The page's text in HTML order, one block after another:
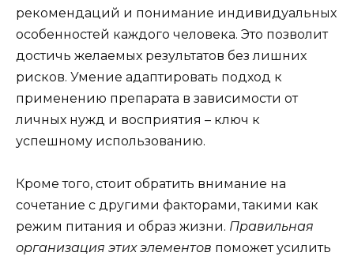
рекомендаций и понимание индивидуальных
особенностей каждого человека. Это позволит
достичь желаемых результатов без лишних
рисков. Умение адаптировать подход к
применению препарата в зависимости от
личных нужд и восприятия – ключ к
успешному использованию.
Кроме того, стоит обратить внимание на
сочетание с другими факторами, такими как
режим питания и образ жизни. Правильная
организация этих элементов поможет усилить